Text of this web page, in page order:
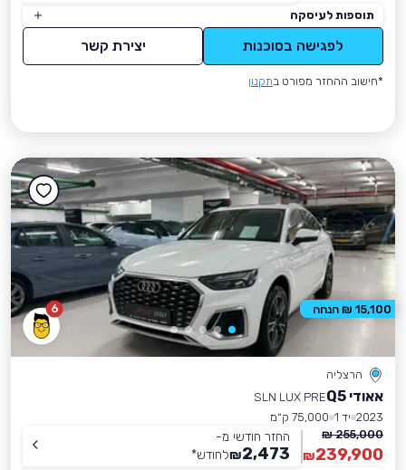
תוספות לעיסקה
לפגישה בסוכנות יצירת קשר
*חישוב ההחזר מפורט בתקנון
6
הרצליה
אאודי Q5
SLN LUX PRE
2023 יד 1
75,000 ק״מ
255,000 ₪
239,900
₪
החזר חודשי מ-
2,473
₪לחודש*
15,100 ₪ הנחה